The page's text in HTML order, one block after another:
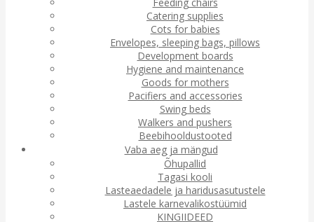
Catering supplies
Cots for babies
Envelopes, sleeping bags, pillows
Development boards
Hygiene and maintenance
Goods for mothers
Pacifiers and accessories
Swing beds
Walkers and pushers
Beebihooldustooted
Vaba aeg ja mängud
Õhupallid
Tagasi kooli
Lasteaedadele ja haridusasutustele
Lastele karnevalikostüümid
KINGIIDEED